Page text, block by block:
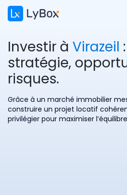
Investir à Virazeil
stratégie,
risques.
Grâce à un marché immobilier
construire un projet locatif
privilégier pour maximiser